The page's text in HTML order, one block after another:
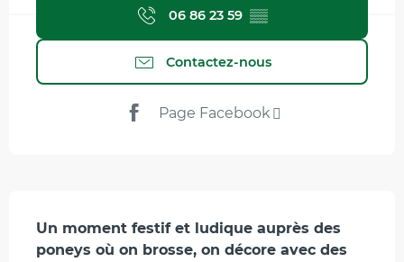
06 86 23 59 ▒▒
Contactez-nous
Page Facebook
Description
Un moment festif et ludique auprès des
poneys où on brosse, on décore avec des